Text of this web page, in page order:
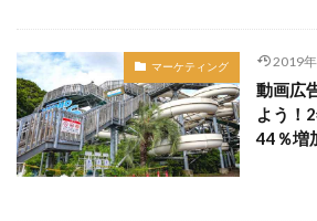
マーケティング 2019
動画広
よう！
44％増